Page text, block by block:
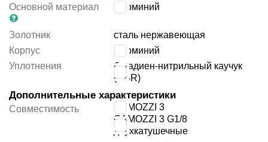
Основной материал алюминий
Золотник
сталь нержавеющая
Корпус
алюминий
Уплотнения
бутадиен-нитрильный каучук
(NBR)
Дополнительные характеристики
Совместимость
CAMOZZI 3
CAMOZZI 3 G1/8
двухкатушечные